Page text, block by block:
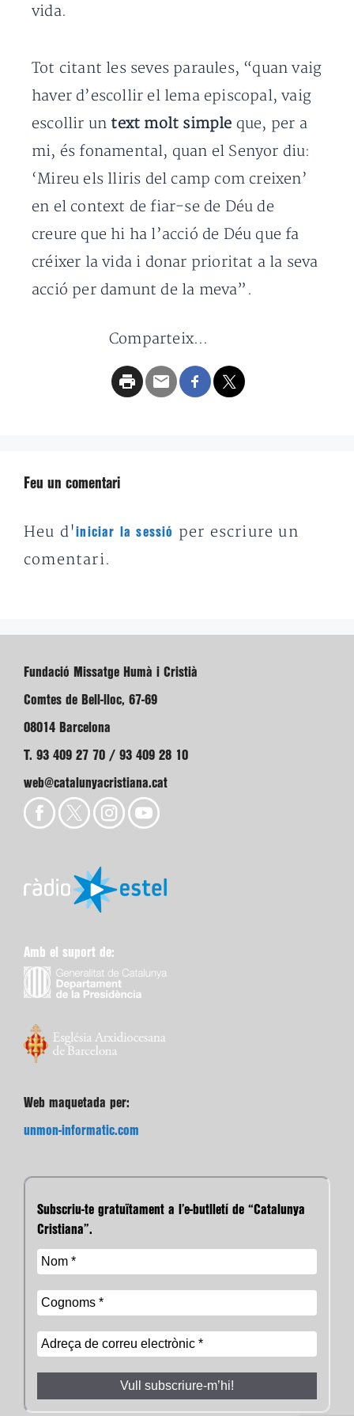
vida.
Tot citant les seves paraules, “quan vaig
haver d’escollir el lema episcopal, vaig
escollir un text molt simple que, per a
mi, és fonamental, quan el Senyor diu:
‘Mireu els lliris del camp com creixen’
en el context de fiar-se de Déu de
creure que hi ha l’acció de Déu que fa
créixer la vida i donar prioritat a la seva
acció per damunt de la meva”.
Comparteix...
Feu un comentari
Heu d'iniciar la sessió
per escriure un
comentari.
Fundació Missatge Humà i Cristià
Comtes de Bell-lloc, 67-69
08014 Barcelona
T. 93 409 27 70 / 93 409 28 10
web@catalunyacristiana.cat
Amb el suport de:
Web maquetada per:
unmon-informatic.com
Subscriu-te gratuïtament a l’e-butlletí de “Catalunya
Cristiana”.